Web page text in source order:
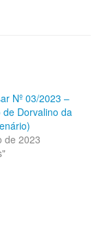
Nº 03/2023 –
Dorvalino da
de 2023